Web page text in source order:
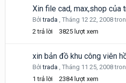
Xin file cad, max,shop của
Bởitrada , Tháng 12 22, 2008
2 trả lời 3825 lượt xem
xin bản đồ khu công viên
Bởitrada , Tháng 11 25, 2008
1 trả lời 2384 lượt xem